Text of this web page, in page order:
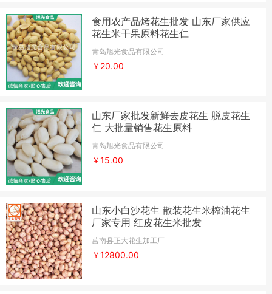
食用农产品烤花生批发 山东厂家供应
花生米干果原料花生仁
青岛旭光食品有限公司
￥20.00
山东厂家批发新鲜去皮花生 脱皮花生
仁 大批量销售花生原料
青岛旭光食品有限公司
￥15.00
山东小白沙花生 散装花生米榨油花生
厂家专用 红皮花生米批发
莒南县正大花生加工厂
￥12800.00